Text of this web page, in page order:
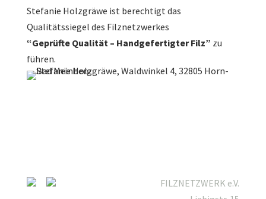
Stefanie Holzgräwe ist berechtigt das
Qualitätssiegel des Filznetzwerkes
“Geprüfte Qualität – Handgefertigter Filz” zu
führen.
FILZNETZWERK e.V.